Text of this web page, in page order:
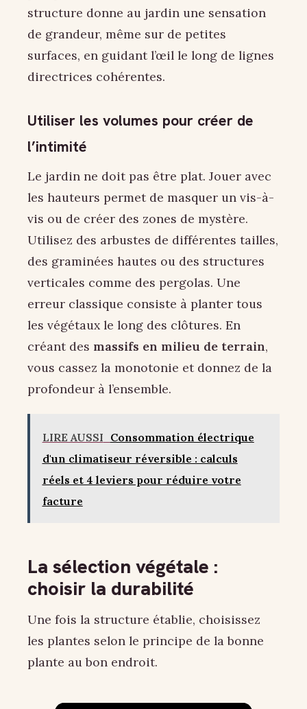
structure donne au jardin une sensation
de grandeur, même sur de petites
surfaces, en guidant l’œil le long de lignes
directrices cohérentes.
Utiliser les volumes pour créer de
l’intimité
Le jardin ne doit pas être plat. Jouer avec
les hauteurs permet de masquer un vis-à-
vis ou de créer des zones de mystère.
Utilisez des arbustes de différentes tailles,
des graminées hautes ou des structures
verticales comme des pergolas. Une
erreur classique consiste à planter tous
les végétaux le long des clôtures. En
créant des massifs en milieu de terrain,
vous cassez la monotonie et donnez de la
profondeur à l’ensemble.
LIRE AUSSI Consommation électrique
d'un climatiseur réversible : calculs
réels et 4 leviers pour réduire votre
facture
La sélection végétale :
choisir la durabilité
Une fois la structure établie, choisissez
les plantes selon le principe de la bonne
plante au bon endroit.